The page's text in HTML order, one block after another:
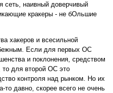
сеть, наивный доверчивый
кракеры - не бОльшие
хакеров и всесильной
Если для первых ОС
и поклонения, средством
то для второй ОС это
контроля над рынком. Но их
давно, скорее всего не очень